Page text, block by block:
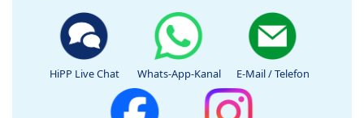
HiPP Live Chat Whats-App-Kanal E-Mail / Telefon